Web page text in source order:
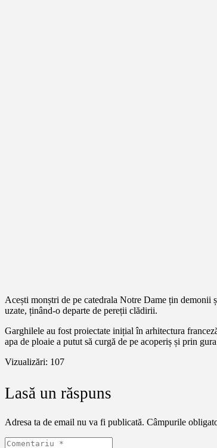
Acești monștri de pe catedrala Notre Dame țin demonii
uzate, ținând-o departe de pereții clădirii.
Garghilele au fost proiectate inițial în arhitectura
apa de ploaie a putut să curgă de pe acoperiș și prin
Vizualizări: 107
Lasă un răspuns
Adresa ta de email nu va fi publicată. Câmpurile